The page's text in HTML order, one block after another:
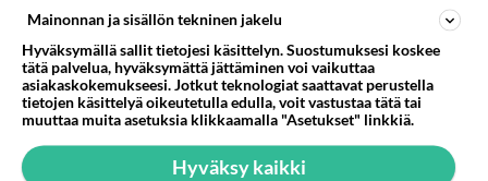
Mainonnan ja sisällön tekninen jakelu
Hyväksymällä sallit tietojesi käsittelyn. Suostumuksesi koskee
tätä palvelua, hyväksymättä jättäminen voi vaikuttaa
asiakaskokemukseesi. Jotkut teknologiat saattavat perustella
tietojen käsittelyä oikeutetulla edulla, voit vastustaa tätä tai
muuttaa muita asetuksia klikkaamalla "Asetukset" linkkiä.
Hyväksy kaikki